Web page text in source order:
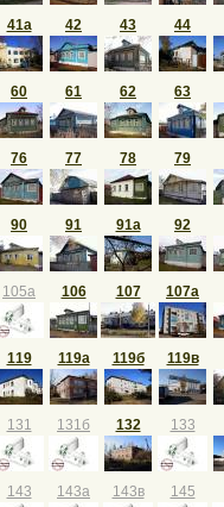
41а 42 43 44
60 61 62 63
76 77 78 79
90 91 91а 92
105а 106 107 107а
119 119а 119б 119в
131 131б 132 133
143 143а 143в 145